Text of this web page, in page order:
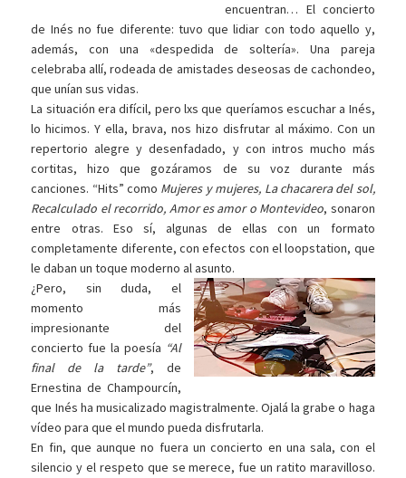
encuentran… El concierto
de Inés no fue diferente: tuvo que lidiar con todo aquello y,
además, con una «despedida de soltería». Una pareja
celebraba allí, rodeada de amistades deseosas de cachondeo,
que unían sus vidas.
La situación era difícil, pero lxs que queríamos escuchar a Inés,
lo hicimos. Y ella, brava, nos hizo disfrutar al máximo. Con un
repertorio alegre y desenfadado, y con intros mucho más
cortitas, hizo que gozáramos de su voz durante más
canciones. “Hits” como Mujeres y mujeres, La chacarera del sol,
Recalculado el recorrido, Amor es amor o Montevideo, sonaron
entre otras. Eso sí, algunas de ellas con un formato
completamente diferente, con efectos con el loopstation, que
le daban un toque moderno al asunto.
¿Pero, sin duda, el
momento más
impresionante del
concierto fue la poesía “Al
final de la tarde”, de
Ernestina de Champourcín,
que Inés ha musicalizado magistralmente. Ojalá la grabe o haga
vídeo para que el mundo pueda disfrutarla.
En fin, que aunque no fuera un concierto en una sala, con el
silencio y el respeto que se merece, fue un ratito maravilloso.